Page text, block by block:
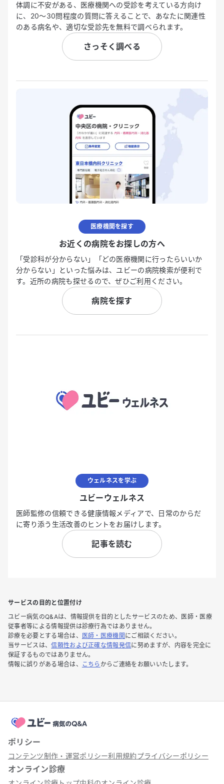
体調に不安がある、医療機関への受診を考えている方向け
に、20〜30問程度の質問に答えることで、あなたに関連性
のある病名や、適切な受診先を無料で調べられます。
さっそく調べる
医療機関を探す
お近くの病院をお探しの方へ
「受診科が分からない」「どの医療機関に行ったらいいか
分からない」といった悩みは、ユビーの病院検索が便利で
す。近所の病院も探せるので、ぜひご利用ください。
病院を探す
ウェルネスを学ぶ
ユビーウェルネス
医師監修の信頼できる健康情報メディアで、日常のからだ
に寄り添う生活改善のヒントをお届けします。
記事を読む
サービスの目的と位置付け
ユビー病気のQ&Aは、情報提供を目的としたサービスのため、医師・医療
従事者等による情報提供は診療行為ではありません。
診療を必要とする場合は、
医師・医療機関 にご相談ください。
当サービスは、信頼性および正確な情報発信に努めますが、内容を完全に
保証するものではありません。
情報に誤りがある場合は、
こちら からご連絡をお願いいたします。
ポリシー
コンテンツ制作・運営ポリシー利用規約プライバシーポリシー
オンライン診療